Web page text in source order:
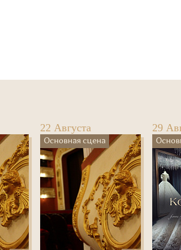
22 Августа
Основная сцена
29